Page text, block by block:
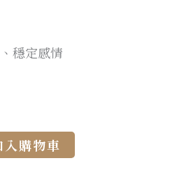
穩定感情
入購物車